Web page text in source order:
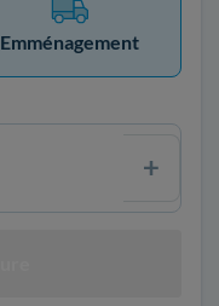
Emménagement